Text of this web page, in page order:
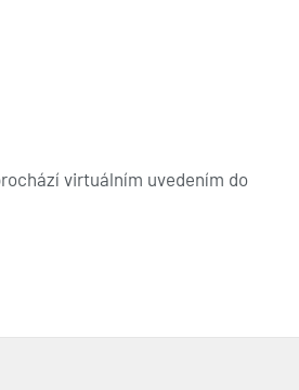
virtuálním uvedením do